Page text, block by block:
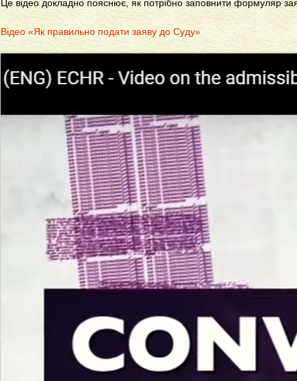
Це відео докладно пояснює, як потрібно заповнити формуляр
Відео «Як правильно подати заяву до Суду»